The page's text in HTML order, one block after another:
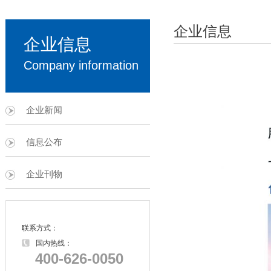
企业信息
Company information
企业新闻
信息公布
企业刊物
联系方式：
国内热线：
400-626-0050
企业信息